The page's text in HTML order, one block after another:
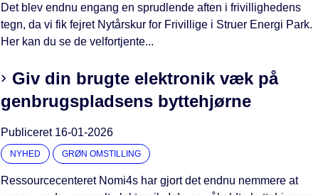
Det blev endnu engang en sprudlende aften i frivillighedens
tegn, da vi fik fejret Nytårskur for Frivillige i Struer Energi Park.
Her kan du se de velfortjente...
Giv din brugte elektronik væk på
genbrugspladsens byttehjørne
Publiceret 16-01-2026
NYHED GRØN OMSTILLING
Ressourcecenteret Nomi4s har gjort det endnu nemmere at